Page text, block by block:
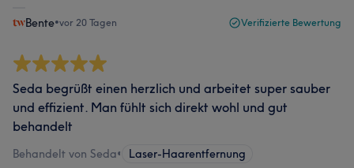
Bente•vor 20 Tagen Verifizierte Bewertung
Seda begrüßt einen herzlich und arbeitet super sauber
und effizient. Man fühlt sich direkt wohl und gut
behandelt
Behandelt von Seda• Laser-Haarentfernung